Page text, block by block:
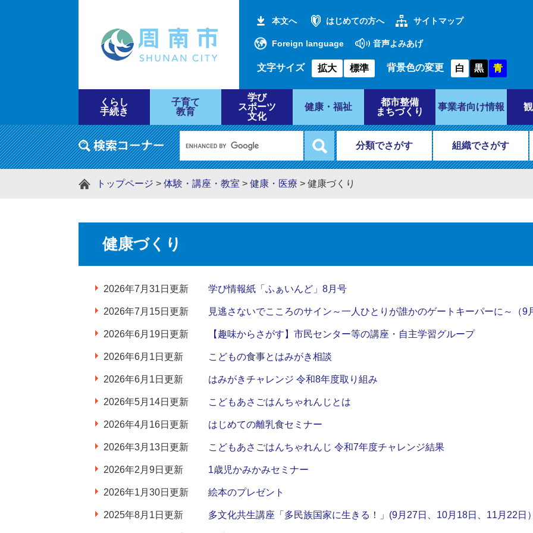
本文へ はじめての方へ サイトマップ
Foreign language 音声よみあげ
文字サイズ 拡大 標準 背景色の変更 白 黒 青
くらし
手続き
子育て
教育
学び
スポーツ
文化
健康・福祉
都市整備
まちづくり
事業者向け情報
分類でさがす 組織でさがす
トップページ > 体験・講座・教室 > 健康・医療 > 健康づくり
健康づくり
2026年7月31日更新 学び情報紙「ふぁいんど」8月号
2026年7月15日更新 見逃さないでこころのサイン～一人ひとりが誰かのゲートキーパーに～（9
2026年6月19日更新 【趣味からさがす】市民センター等の講座・自主学習グループ
2026年6月1日更新 こどもの食事とはみがき相談
2026年6月1日更新 はみがきチャレンジ 令和8年度取り組み
2026年5月14日更新 こどもあさごはんちゃれんじとは
2026年4月16日更新 はじめての離乳食セミナー
2026年3月13日更新 こどもあさごはんちゃれんじ 令和7年度チャレンジ結果
2026年2月9日更新 1歳児かみかみセミナー
2026年1月30日更新 絵本のプレゼント
2025年8月1日更新 多文化共生講座「多民族国家に生きる！」(9月27日、10月18日、11月22日）